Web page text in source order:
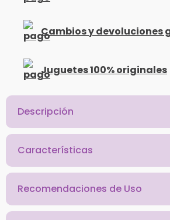
Cambios y devoluciones
Juguetes 100% originales
Descripción
Características
Recomendaciones de Uso